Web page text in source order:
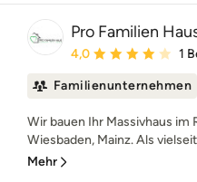
Pro Familien
Durchschnittliche
4,0 1
Familienunternehmen
Wir bauen Ihr Massivhaus
Wiesbaden, Mainz. Als
Mehr